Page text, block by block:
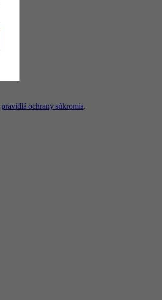
pravidlá ochrany súkromia.